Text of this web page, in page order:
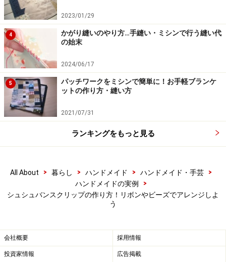
数箇所を縫い留める
4.次に、クリップ本体のすき間に糸を回しながら、リボ
ンを数箇所固定します。ここでは目立たない透明の糸で
縫っています。少し細かい作業ですが、仕上がりの強度
を高めるために大事な手順です。この土台作りがうまく
できれば、後が楽になります。※糸で縫うことが難しい
場合には、グルーガン（ホットボンド）で接着する方法
もありますが、リボンの材質によっては溶けてしまう場
大きな針目でミシンをかける
ンの中央に荒い針目でミシンをかけます。縫い終わりは
返し縫いをしないでおきます。
2023/01/29
4
かがり縫いのやり方…手縫い・ミシンで行う縫い代
の始末
2024/06/17
5
パッチワークをミシンで簡単に！お手軽ブランケ
ットの作り方・縫い方
2021/07/31
ランキングをもっと見る
All About > 暮らし > ハンドメイド > ハンドメイド・手芸
>
ハンドメイドの実例
>
シュシュバンスクリップの作り方！リボンやビーズでアレンジしよ
う
会社概要 採用情報
投資家情報 広告掲載